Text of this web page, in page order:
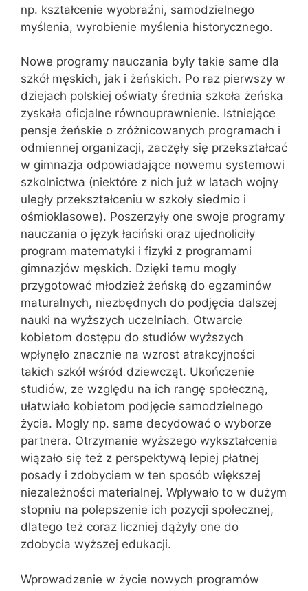
np. kształcenie wyobraźni, samodzielnego
myślenia, wyrobienie myślenia historycznego.
Nowe programy nauczania były takie same dla
szkół męskich, jak i żeńskich. Po raz pierwszy w
dziejach polskiej oświaty średnia szkoła żeńska
zyskała oficjalne równouprawnienie. Istniejące
pensje żeńskie o zróżnicowanych programach i
odmiennej organizacji, zaczęły się przekształcać
w gimnazja odpowiadające nowemu systemowi
szkolnictwa (niektóre z nich już w latach wojny
uległy przekształceniu w szkoły siedmio i
ośmioklasowe). Poszerzyły one swoje programy
nauczania o język łaciński oraz ujednoliciły
program matematyki i fizyki z programami
gimnazjów męskich. Dzięki temu mogły
przygotować młodzież żeńską do egzaminów
maturalnych, niezbędnych do podjęcia dalszej
nauki na wyższych uczelniach. Otwarcie
kobietom dostępu do studiów wyższych
wpłynęło znacznie na wzrost atrakcyjności
takich szkół wśród dziewcząt. Ukończenie
studiów, ze względu na ich rangę społeczną,
ułatwiało kobietom podjęcie samodzielnego
życia. Mogły np. same decydować o wyborze
partnera. Otrzymanie wyższego wykształcenia
wiązało się też z perspektywą lepiej płatnej
posady i zdobyciem w ten sposób większej
niezależności materialnej. Wpływało to w dużym
stopniu na polepszenie ich pozycji społecznej,
dlatego też coraz liczniej dążyły one do
zdobycia wyższej edukacji.
Wprowadzenie w życie nowych programów